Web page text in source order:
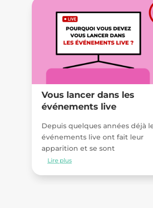
Vous lancer dans les
événements live
Depuis quelques années déjà
événements live ont fait leur
apparition et se sont
Lire plus